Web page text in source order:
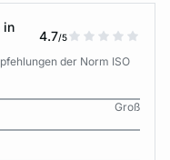
in
4.7/5
der Norm ISO
Groß